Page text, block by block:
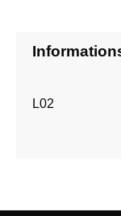
L02